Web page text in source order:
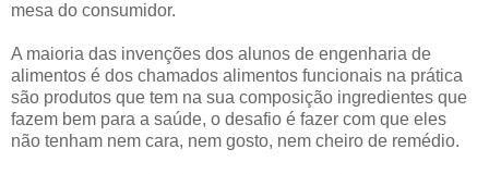
mesa do consumidor.
A maioria das invenções dos alunos de engenharia de
alimentos é dos chamados alimentos funcionais na prática
são produtos que tem na sua composição ingredientes que
fazem bem para a saúde, o desafio é fazer com que eles
não tenham nem cara, nem gosto, nem cheiro de remédio.